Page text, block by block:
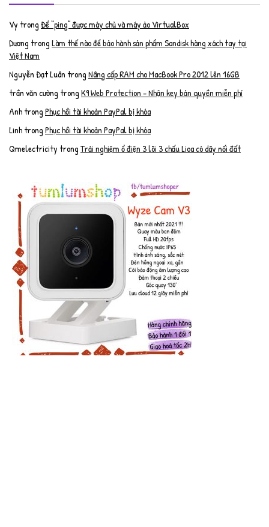
Vy trongĐể “ping” được máy chủ và máy ảo VirtualBox
Dương trongLàm thế nào để bảo hành sản phẩm Sandisk hàng xách tay tại
Việt Nam
Nguyễn Đạt Luân trongNâng cấp RAM cho MacBook Pro 2012 lên 16GB
trần văn cường trongK9 Web Protection – Nhận key bản quyền miễn phí
AnhtrongPhục hồi tài khoản PayPal bị khóa
LinhtrongPhục hồi tài khoản PayPal bị khóa
Qmelectricity trongTrải nghiệm ổ điện 3 lõi 3 chấu Lioa có dây nối đất